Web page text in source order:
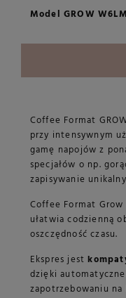
Model GROW
Coffee Format
przy intensywnym
gamę napojów z
specjałów o np.
zapisywanie
Coffee Format Grow
ułatwia codzienną
oszczędność czasu.
Ekspres jest
dzięki
zapotrzebowaniu na